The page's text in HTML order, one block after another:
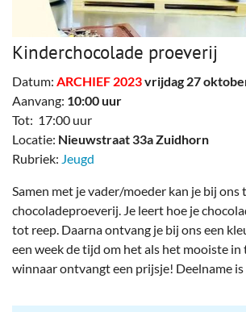
Kinderchocolade proeverij
Datum: ARCHIEF 2023vrijdag 27
Aanvang: 10:00 uur
Tot: 17:00 uur
Locatie: Nieuwstraat 33a Zuidhorn
Rubriek: Jeugd
Samen met je vader/moeder kan je bij ons
chocoladeproeverij. Je leert hoe je
tot reep. Daarna ontvang je bij ons een
een week de tijd om het als het mooiste in
winnaar ontvangt een prijsje! Deelname is